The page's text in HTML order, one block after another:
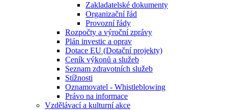
Zakladatelské dokumenty
Organizační řád
Provozní řády
Rozpočty a výroční zprávy
Plán investic a oprav
Dotace EU (Dotační projekty)
Ceník výkonů a služeb
Seznam zdravotních služeb
Stížnosti
Oznamovatel - Whistleblowing
Právo na informace
Vzdělávací a kulturní akce